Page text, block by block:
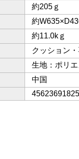
約205ｇ
約
約11.0kｇ
クッション
生地：ポリ
中国